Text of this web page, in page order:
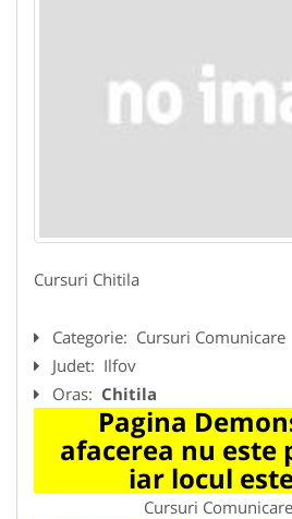
Cursuri Chitila
Categorie: Cursuri Comunicare
Judet: Ilfov
Oras: Chitila
Pagina
afacerea nu este
iar locul
Cursuri